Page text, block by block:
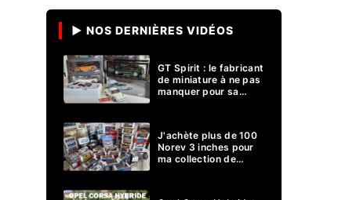
▶ NOS DERNIÈRES VIDÉOS
GT Spirit : le fabricant
de miniature à ne pas
manquer pour sa
J'achète plus de 100
Norev 3 inches pour
ma collection de